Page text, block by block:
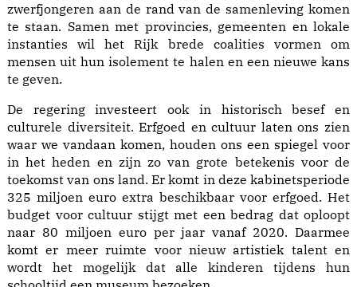
zwerfjongeren aan de rand van de samenleving komen
te staan. Samen met provincies, gemeenten en lokale
instanties wil het Rijk brede coalities vormen om
mensen uit hun isolement te halen en een nieuwe kans
te geven.
De regering investeert ook in historisch besef en
culturele diversiteit. Erfgoed en cultuur laten ons zien
waar we vandaan komen, houden ons een spiegel voor
in het heden en zijn zo van grote betekenis voor de
toekomst van ons land. Er komt in deze kabinetsperiode
325 miljoen euro extra beschikbaar voor erfgoed. Het
budget voor cultuur stijgt met een bedrag dat oploopt
naar 80 miljoen euro per jaar vanaf 2020. Daarmee
komt er meer ruimte voor nieuw artistiek talent en
wordt het mogelijk dat alle kinderen tijdens hun